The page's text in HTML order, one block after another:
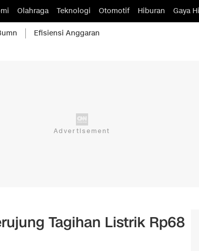
Olahraga Teknologi Otomotif Hiburan Gaya
Efisiensi Anggaran
Tagihan Listrik Rp68